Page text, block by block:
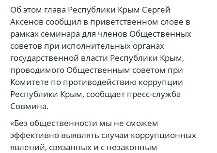
Об этом глава Республики Крым Сергей
Аксенов сообщил в приветственном слове в
рамках семинара для членов Общественных
советов при исполнительных органах
государственной власти Республики Крым,
проводимого Общественным советом при
Комитете по противодействию коррупции
Республики Крым, сообщает пресс-служба
Совмина.
«Без общественности мы не сможем
эффективно выявлять случаи коррупционных
явлений, связанных и с незаконным